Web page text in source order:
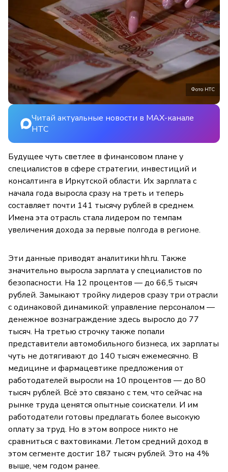
Фото НТС
Читай актуальные новости в MAX-канале
НТС
Будущее чуть светлее в финансовом плане у
специалистов в сфере стратегии, инвестиций и
консалтинга в Иркутской области. Их зарплата с
начала года выросла сразу на треть и теперь
составляет почти 141 тысячу рублей в среднем.
Имена эта отрасль стала лидером по темпам
увеличения дохода за первые полгода в регионе.
Эти данные приводят аналитики hh.ru. Также
значительно выросла зарплата у специалистов по
безопасности. На 12 процентов — до 66,5 тысяч
рублей. Замыкают тройку лидеров сразу три отрасли
с одинаковой динамикой: управление персоналом —
денежное вознаграждение здесь выросло до 77
тысяч. На третью строчку также попали
представители автомобильного бизнеса, их зарплаты
чуть не дотягивают до 140 тысяч ежемесячно. В
медицине и фармацевтике предложения от
работодателей выросли на 10 процентов — до 80
тысяч рублей. Всё это связано с тем, что сейчас на
рынке труда ценятся опытные соискатели. И им
работодатели готовы предлагать более высокую
оплату за труд. Но в этом вопросе никто не
сравниться с вахтовиками. Летом средний доход в
этом сегменте достиг 187 тысяч рублей. Это на 4%
выше, чем годом ранее.